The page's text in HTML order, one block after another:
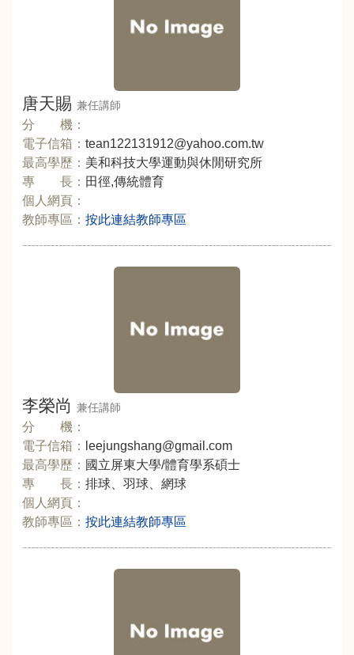
唐天賜 兼任講師
分 機：
電子信箱： tean122131912@yahoo.com.tw
最高學歷： 美和科技大學運動與休閒研究所
專 長： 田徑,傳統體育
個人網頁：
教師專區： 按此連結教師專區
李榮尚 兼任講師
分 機：
電子信箱：
leejungshang@gmail.com
最高學歷： 國立屏東大學/體育學系碩士
專 長： 排球、羽球、網球
個人網頁：
教師專區： 按此連結教師專區